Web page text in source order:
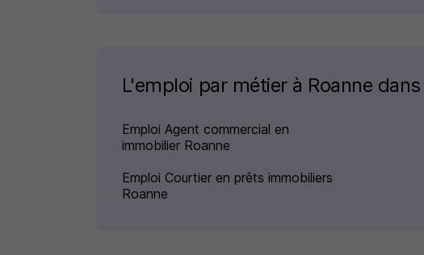
L'emploi par métier à Roanne
Emploi Agent commercial en
immobilier Roanne
Emploi Courtier en prêts immobiliers
Roanne